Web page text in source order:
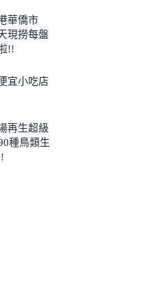
華僑市
現撈每盤
!!
宜小吃店
再生超級
種鳥類生